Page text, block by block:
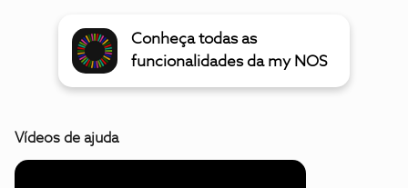
Conheça todas as
funcionalidades da my NOS
Vídeos de ajuda